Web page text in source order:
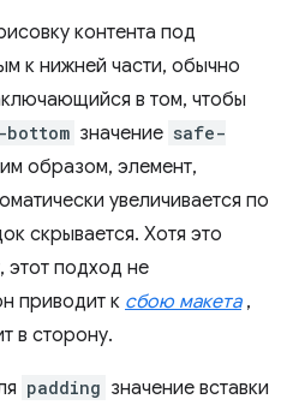
контента под
к нижней части, обычно
в том, чтобы
bottom значение safe-
образом, элемент,
увеличивается по
скрывается. Хотя это
этот подход не
приводит к сбою макета,
в сторону.
padding значение вставки